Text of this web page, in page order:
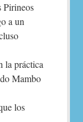
Pirineos
a un
la práctica
Mambo
los